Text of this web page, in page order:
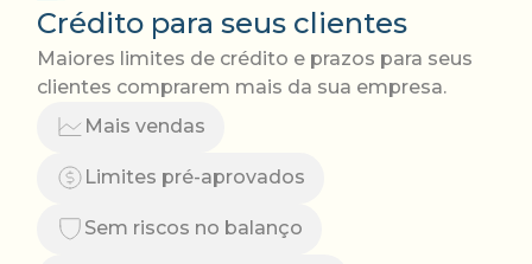
Crédito para seus clientes
Maiores limites de crédito e prazos para seus
clientes comprarem mais da sua empresa.
Mais vendas
Limites pré-aprovados
Sem riscos no balanço